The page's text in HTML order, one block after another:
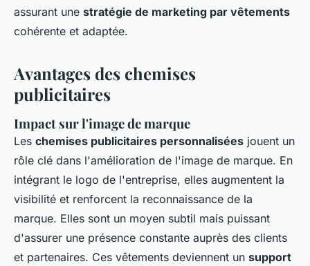
assurant une stratégie de marketing par vêtements
cohérente et adaptée.
Avantages des chemises
publicitaires
Impact sur l'image de marque
Les chemises publicitaires personnalisées jouent un
rôle clé dans l'amélioration de l'image de marque. En
intégrant le logo de l'entreprise, elles augmentent la
visibilité et renforcent la reconnaissance de la
marque. Elles sont un moyen subtil mais puissant
d'assurer une présence constante auprès des clients
et partenaires. Ces vêtements deviennent un support